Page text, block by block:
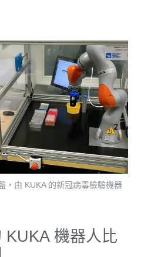
，由 KUKA 的新冠病毒檢驗機器
KUKA 機器人比